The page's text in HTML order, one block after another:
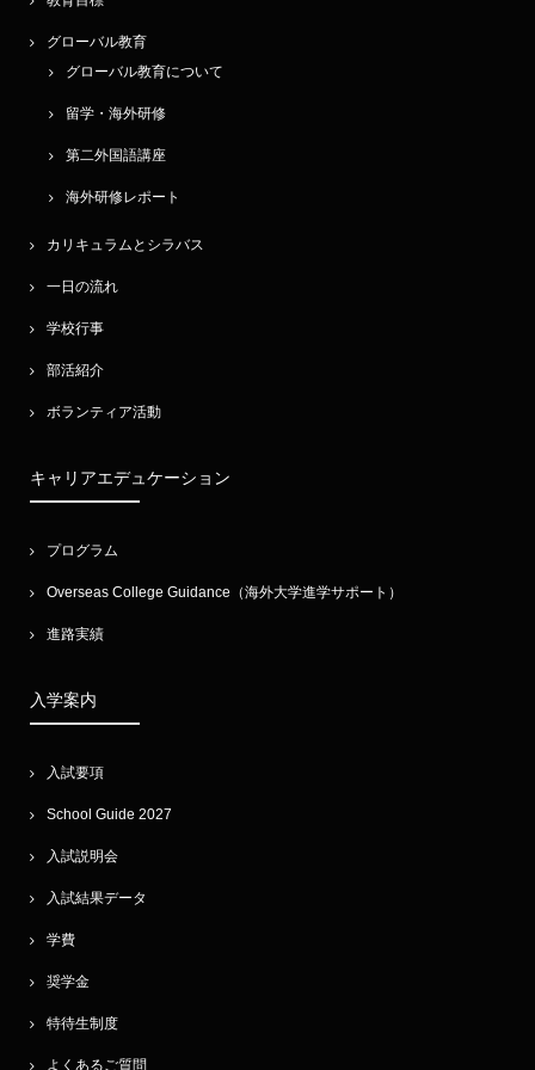
グローバル教育
グローバル教育について
留学・海外研修
第二外国語講座
海外研修レポート
カリキュラムとシラバス
一日の流れ
学校行事
部活紹介
ボランティア活動
キャリアエデュケーション
プログラム
Overseas College Guidance（海外大学進学サポート）
進路実績
入学案内
入試要項
School Guide 2027
入試説明会
入試結果データ
学費
奨学金
特待生制度
よくあるご質問